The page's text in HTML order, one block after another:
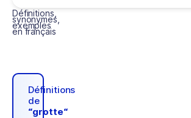
Définitions,
synonymes,
exemples
en français
Définitions
de
“grotte“